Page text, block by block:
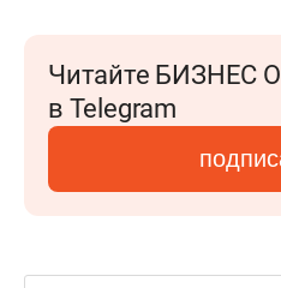
Читайте БИЗНЕС
в Telegram